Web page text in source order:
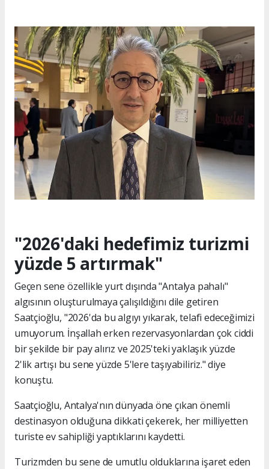
"2026'daki hedefimiz turizmi
yüzde 5 artırmak"
Geçen sene özellikle yurt dışında "Antalya pahalı"
algısının oluşturulmaya çalışıldığını dile getiren
Saatçioğlu, "2026'da bu algıyı yıkarak, telafi edeceğimizi
umuyorum. İnşallah erken rezervasyonlardan çok ciddi
bir şekilde bir pay alırız ve 2025'teki yaklaşık yüzde
2'lik artışı bu sene yüzde 5'lere taşıyabiliriz." diye
konuştu.
Saatçioğlu, Antalya'nın dünyada öne çıkan önemli
destinasyon olduğuna dikkati çekerek, her milliyetten
turiste ev sahipliği yaptıklarını kaydetti.
Turizmden bu sene de umutlu olduklarına işaret eden